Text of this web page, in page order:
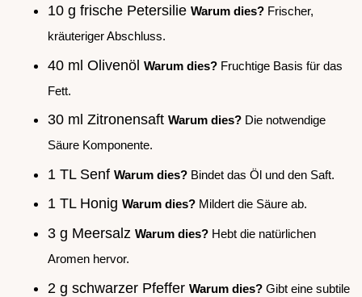
10 g frische Petersilie Warum dies? Frischer,
kräuteriger Abschluss.
40 ml Olivenöl Warum dies? Fruchtige Basis für das
Fett.
30 ml Zitronensaft Warum dies? Die notwendige
Säure Komponente.
1 TL Senf Warum dies? Bindet das Öl und den Saft.
1 TL Honig Warum dies? Mildert die Säure ab.
3 g Meersalz Warum dies? Hebt die natürlichen
Aromen hervor.
2 g schwarzer Pfeffer Warum dies? Gibt eine subtile